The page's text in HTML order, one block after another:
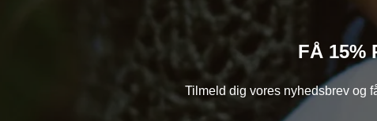
FÅ 15%
Tilmeld dig vores nyhedsbrev og